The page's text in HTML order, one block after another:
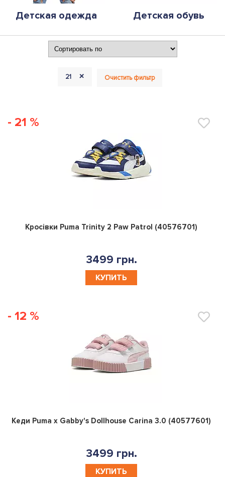
Детская одежда Детская обувь
21 + Очистить фильтр
- 21 %
0
Кросівки Puma Trinity 2 Paw Patrol (40576701)
3499 грн.
КУПИТЬ
- 12 %
0
Кеди Puma x Gabby's Dollhouse Carina 3.0 (40577601)
3499 грн.
КУПИТЬ